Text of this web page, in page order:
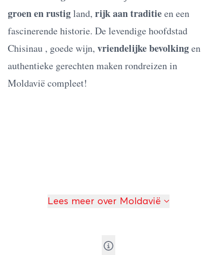
groen en rustigland, rijk aan traditieen een
fascinerende historie. De levendige hoofdstad
Chisinau , goede wijn, vriendelijke bevolkingen
authentieke gerechten maken rondreizen in
Moldavië compleet!
Lees meer over Moldavië